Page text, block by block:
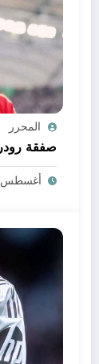
المحرر
صفقة
أغسطس 6, 2026